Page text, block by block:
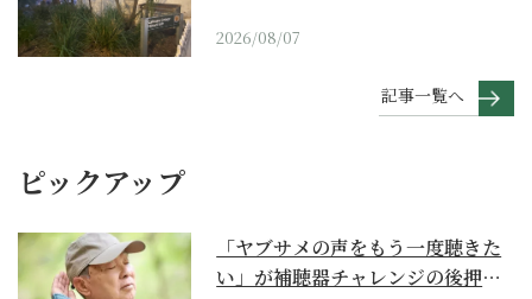
2026/08/07
記事一覧へ
ピックアップ
「ヤブサメの声をもう一度聴きた
い」が補聴器チャレンジの後押し